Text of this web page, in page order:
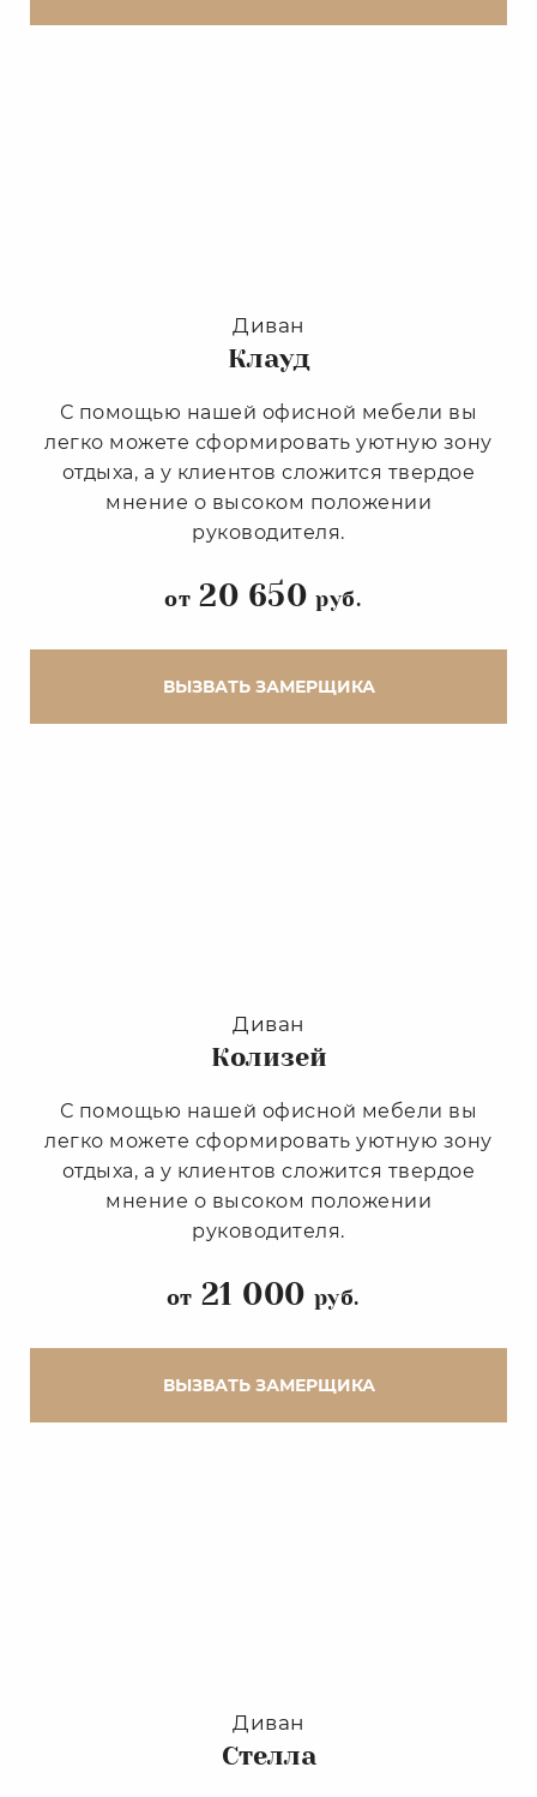
Диван
Клауд
С помощью нашей офисной мебели вы
легко можете сформировать уютную зону
отдыха, а у клиентов сложится твердое
мнение о высоком положении
руководителя.
от 20 650 руб.
ВЫЗВАТЬ ЗАМЕРЩИКА
Диван
Колизей
С помощью нашей офисной мебели вы
легко можете сформировать уютную зону
отдыха, а у клиентов сложится твердое
мнение о высоком положении
руководителя.
от 21 000 руб.
ВЫЗВАТЬ ЗАМЕРЩИКА
Диван
Стелла